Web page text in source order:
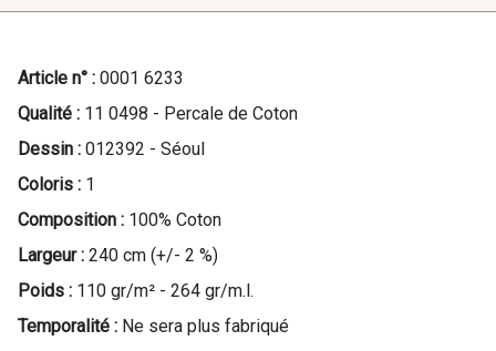
Article n° : 0001 6233
Qualité : 11 0498 - Percale de Coton
Dessin : 012392 - Séoul
Coloris : 1
Composition : 100% Coton
Largeur : 240 cm (+/- 2 %)
Poids : 110 gr/m² - 264 gr/m.l.
Temporalité : Ne sera plus fabriqué